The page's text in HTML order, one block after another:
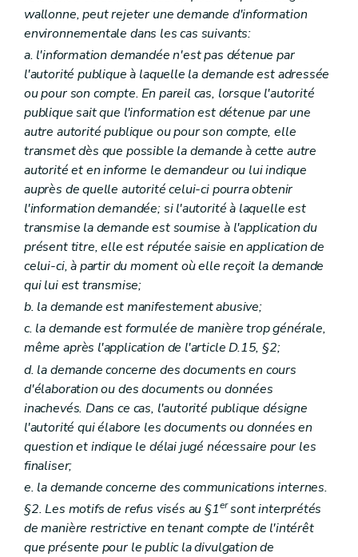
wallonne, peut rejeter une demande d'information
environnementale dans les cas suivants:
a. l'information demandée n'est pas détenue par
l'autorité publique à laquelle la demande est adressée
ou pour son compte. En pareil cas, lorsque l'autorité
publique sait que l'information est détenue par une
autre autorité publique ou pour son compte, elle
transmet dès que possible la demande à cette autre
autorité et en informe le demandeur ou lui indique
auprès de quelle autorité celui-ci pourra obtenir
l'information demandée; si l'autorité à laquelle est
transmise la demande est soumise à l'application du
présent titre, elle est réputée saisie en application de
celui-ci, à partir du moment où elle reçoit la demande
qui lui est transmise;
b. la demande est manifestement abusive;
c. la demande est formulée de manière trop générale,
même après l'application de l'article D.15, §2;
d. la demande concerne des documents en cours
d'élaboration ou des documents ou données
inachevés. Dans ce cas, l'autorité publique désigne
l'autorité qui élabore les documents ou données en
question et indique le délai jugé nécessaire pour les
finaliser;
e. la demande concerne des communications internes.
§2. Les motifs de refus visés au §1ersont interprétés
de manière restrictive en tenant compte de l'intérêt
que présente pour le public la divulgation de